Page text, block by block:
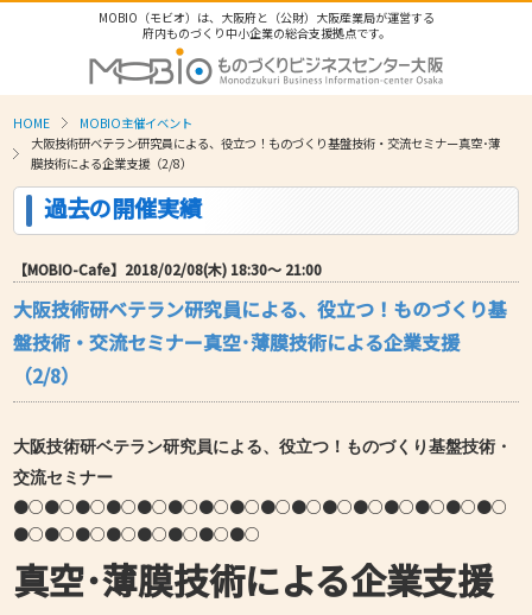
MOBIO（モビオ）は、大阪府と（公財）大阪産業局が運営する
府内ものづくり中小企業の総合支援拠点です。
HOME
MOBIO主催イベント
大阪技術研ベテラン研究員による、役立つ！ものづくり基盤技術・交流セミナー真空･薄
膜技術による企業支援（2/8）
過去の開催実績
【MOBIO-Cafe】2018/02/08(木) 18:30〜 21:00
大阪技術研ベテラン研究員による、役立つ！ものづくり基
盤技術・交流セミナー真空･薄膜技術による企業支援
（2/8）
大阪技術研ベテラン研究員による、役立つ！ものづくり基盤技術・
交流セミナー
●○●○●○●○●○●○●○●○●○●○●○●○●○●○●○●○
●○●○●○●○●○●○●○●○
真空･薄膜技術による企業支援